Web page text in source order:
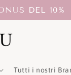
DEL 10%
Tutti i nostri